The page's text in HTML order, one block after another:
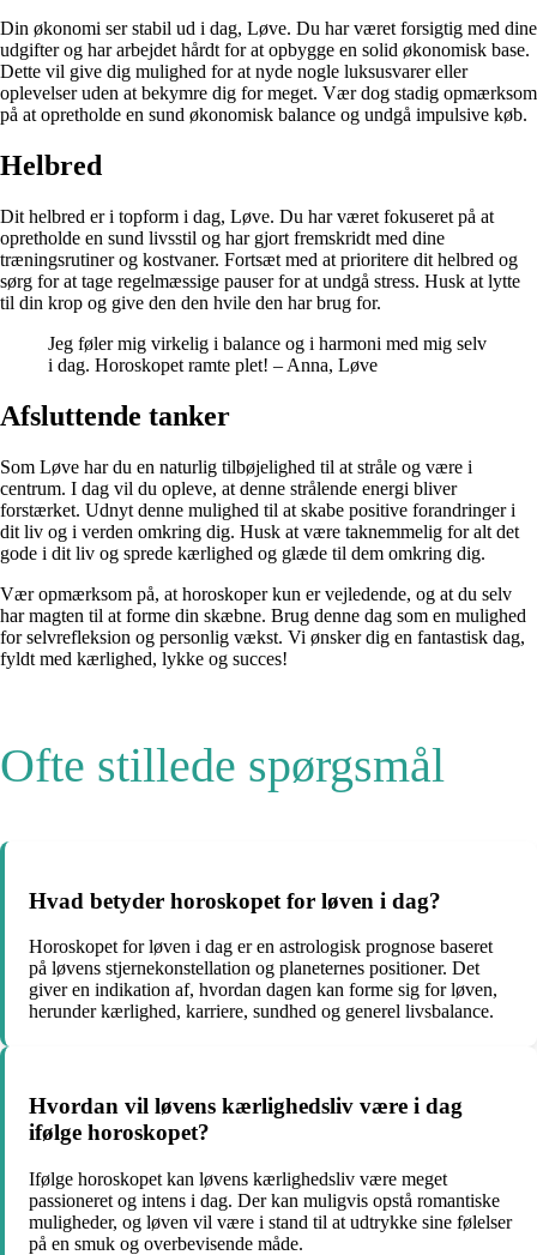
Din økonomi ser stabil ud i dag, Løve. Du har været forsigtig med dine
udgifter og har arbejdet hårdt for at opbygge en solid økonomisk base.
Dette vil give dig mulighed for at nyde nogle luksusvarer eller
oplevelser uden at bekymre dig for meget. Vær dog stadig opmærksom
på at opretholde en sund økonomisk balance og undgå impulsive køb.
Helbred
Dit helbred er i topform i dag, Løve. Du har været fokuseret på at
opretholde en sund livsstil og har gjort fremskridt med dine
træningsrutiner og kostvaner. Fortsæt med at prioritere dit helbred og
sørg for at tage regelmæssige pauser for at undgå stress. Husk at lytte
til din krop og give den den hvile den har brug for.
Jeg føler mig virkelig i balance og i harmoni med mig selv
i dag. Horoskopet ramte plet! – Anna, Løve
Afsluttende tanker
Som Løve har du en naturlig tilbøjelighed til at stråle og være i
centrum. I dag vil du opleve, at denne strålende energi bliver
forstærket. Udnyt denne mulighed til at skabe positive forandringer i
dit liv og i verden omkring dig. Husk at være taknemmelig for alt det
gode i dit liv og sprede kærlighed og glæde til dem omkring dig.
Vær opmærksom på, at horoskoper kun er vejledende, og at du selv
har magten til at forme din skæbne. Brug denne dag som en mulighed
for selvrefleksion og personlig vækst. Vi ønsker dig en fantastisk dag,
fyldt med kærlighed, lykke og succes!
Ofte stillede spørgsmål
Hvad betyder horoskopet for løven i dag?
Horoskopet for løven i dag er en astrologisk prognose baseret
på løvens stjernekonstellation og planeternes positioner. Det
giver en indikation af, hvordan dagen kan forme sig for løven,
herunder kærlighed, karriere, sundhed og generel livsbalance.
Hvordan vil løvens kærlighedsliv være i dag
ifølge horoskopet?
Ifølge horoskopet kan løvens kærlighedsliv være meget
passioneret og intens i dag. Der kan muligvis opstå romantiske
muligheder, og løven vil være i stand til at udtrykke sine følelser
på en smuk og overbevisende måde.